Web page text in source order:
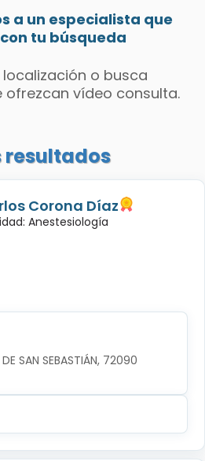
a un especialista que
tu búsqueda
o busca
ofrezcan vídeo consulta.
resultados
Corona Díaz
Anestesiología
SAN SEBASTIÁN, 72090